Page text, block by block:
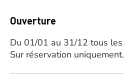
Ouverture
Du 01/01 au 31/12 tous
Sur réservation uniquement.